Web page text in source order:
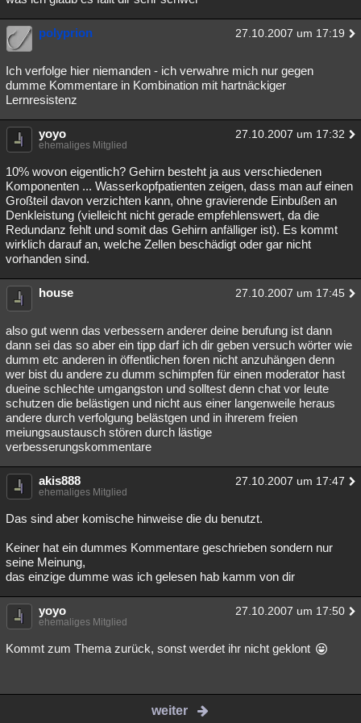
polyprion 27.10.2007 um 17:19
Ich verfolge hier niemanden - ich verwahre mich nur gegen
dumme Kommentare in Kombination mit hartnäckiger
Lernresistenz
yoyo 27.10.2007 um 17:32
ehemaliges Mitglied
10% wovon eigentlich? Gehirn besteht ja aus verschiedenen
Komponenten ... Wasserkopfpatienten zeigen, dass man auf einen
Großteil davon verzichten kann, ohne gravierende Einbußen an
Denkleistung (vielleicht nicht gerade empfehlenswert, da die
Redundanz fehlt und somit das Gehirn anfälliger ist). Es kommt
wirklich darauf an, welche Zellen beschädigt oder gar nicht
vorhanden sind.
house 27.10.2007 um 17:45
also gut wenn das verbessern anderer deine berufung ist dann
dann sei das so aber ein tipp darf ich dir geben versuch wörter wie
dumm etc anderen in öffentlichen foren nicht anzuhängen denn
wer bist du andere zu dumm schimpfen für einen moderator hast
dueine schlechte umgangston und solltest denn chat vor leute
schutzen die belästigen und nicht aus einer langenweile heraus
andere durch verfolgung belästgen und in ihrerem freien
meiungsaustausch stören durch lästige
verbesserungskommentare
akis888 27.10.2007 um 17:47
ehemaliges Mitglied
Das sind aber komische hinweise die du benutzt.
Keiner hat ein dummes Kommentare geschrieben sondern nur
seine Meinung,
das einzige dumme was ich gelesen hab kamm von dir
yoyo 27.10.2007 um 17:50
ehemaliges Mitglied
Kommt zum Thema zurück, sonst werdet ihr nicht geklont
weiter